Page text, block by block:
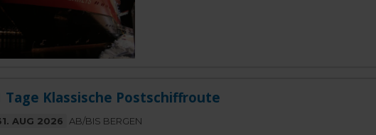
Tage Klassische Postschiffroute
AUG 2026 AB/BIS BERGEN